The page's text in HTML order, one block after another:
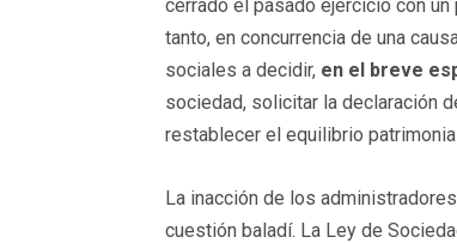
cerrado el pasado ejercicio con
tanto, en concurrencia de una
sociales a decidir, en el breve
sociedad, solicitar la declaración
restablecer el equilibrio
La inacción de los
cuestión baladí. La Ley de